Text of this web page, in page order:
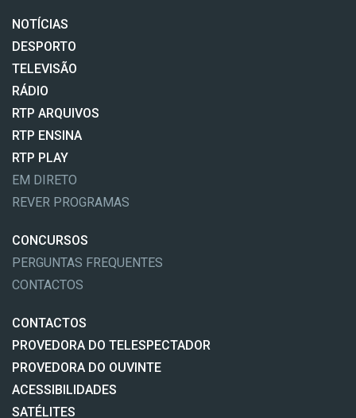
NOTÍCIAS
DESPORTO
TELEVISÃO
RÁDIO
RTP ARQUIVOS
RTP ENSINA
RTP PLAY
EM DIRETO
REVER PROGRAMAS
CONCURSOS
PERGUNTAS FREQUENTES
CONTACTOS
CONTACTOS
PROVEDORA DO TELESPECTADOR
PROVEDORA DO OUVINTE
ACESSIBILIDADES
SATÉLITES